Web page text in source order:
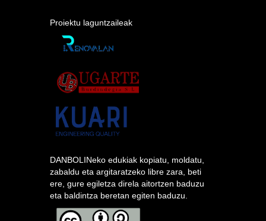
Proiektu laguntzaileak
DANBOLINeko edukiak kopiatu, moldatu,
zabaldu eta argitaratzeko libre zara, beti
ere, gure egiletza direla aitortzen baduzu
eta baldintza beretan egiten baduzu.